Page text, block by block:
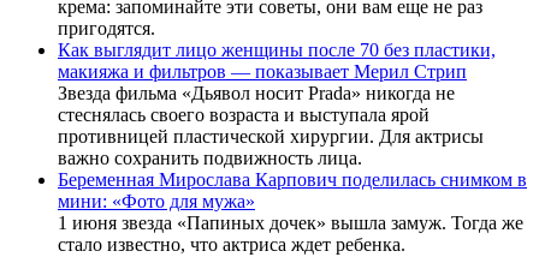
крема: запоминайте эти советы, они вам еще не раз
пригодятся.
Как выглядит лицо женщины после 70 без пластики,
макияжа и фильтров — показывает Мерил Стрип
Звезда фильма «Дьявол носит Prada» никогда не
стеснялась своего возраста и выступала ярой
противницей пластической хирургии. Для актрисы
важно сохранить подвижность лица.
Беременная Мирослава Карпович поделилась снимком в
мини: «Фото для мужа»
1 июня звезда «Папиных дочек» вышла замуж. Тогда же
стало известно, что актриса ждет ребенка.